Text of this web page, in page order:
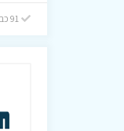
91 כבר חסכו! 0 היום